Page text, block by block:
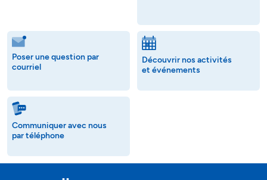
Poser une question par
courriel
Découvrir nos activités
et événements
Communiquer avec nous
par téléphone